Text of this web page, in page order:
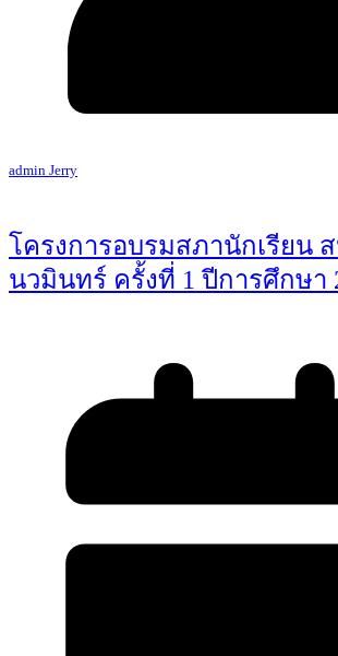
admin Jerry
โครงการอบรมสภานักเรียน
นวมินทร์ ครั้งที่ 1 ปีการศึกษา